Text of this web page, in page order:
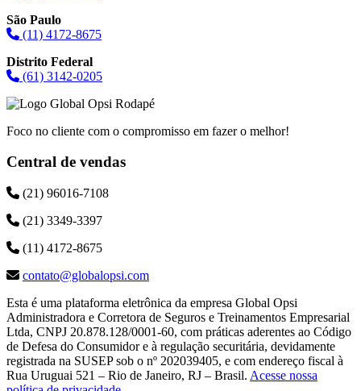
São Paulo
(11) 4172-8675
Distrito Federal
(61) 3142-0205
Foco no cliente com o compromisso em fazer o melhor!
Central de vendas
(21) 96016-7108
(21) 3349-3397
(11) 4172-8675
contato@globalopsi.com
Esta é uma plataforma eletrônica da empresa Global Opsi
Administradora e Corretora de Seguros e Treinamentos Empresarial
Ltda, CNPJ 20.878.128/0001-60, com práticas aderentes ao Código
de Defesa do Consumidor e à regulação securitária, devidamente
registrada na SUSEP sob o nº 202039405, e com endereço fiscal à
Rua Uruguai 521 – Rio de Janeiro, RJ – Brasil. Acesse nossa